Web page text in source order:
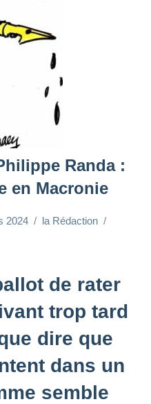
Randa :
en Macronie
2024
la Rédaction
de rater
trop tard
dire que
dans un
semble